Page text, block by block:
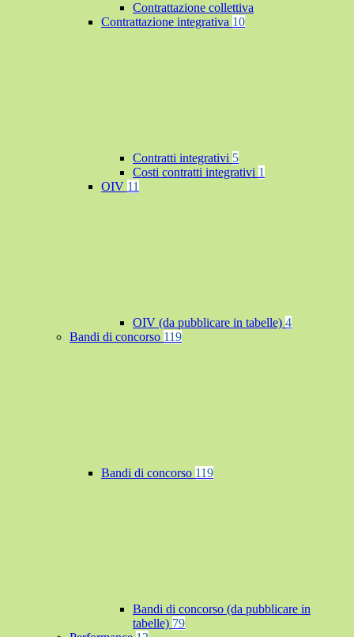
Contrattazione collettiva
Contrattazione integrativa 10
Contratti integrativi 5
Costi contratti integrativi 1
OIV 11
OIV (da pubblicare in tabelle) 4
Bandi di concorso 119
Bandi di concorso 119
Bandi di concorso (da pubblicare in
tabelle) 79